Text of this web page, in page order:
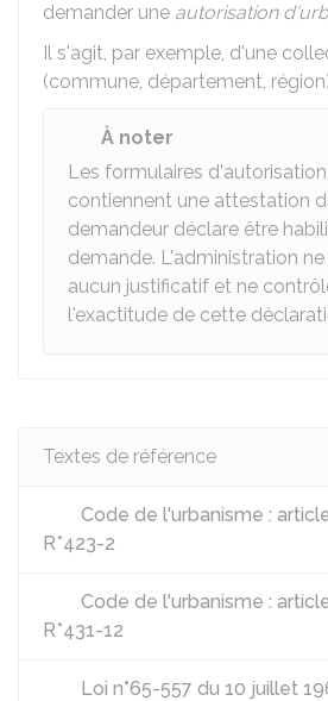
demander une autorisation
Il s'agit, par exemple, d'une
(commune, département,
À noter
Les formulaires
contiennent une attestation
demandeur déclare être
demande. L'administration
aucun justificatif et ne
l'exactitude de cette
Textes de référence
Code de l'urbanisme :
R*423-2
Code de l'urbanisme :
R*431-12
Loi n°65-557 du 10 juillet